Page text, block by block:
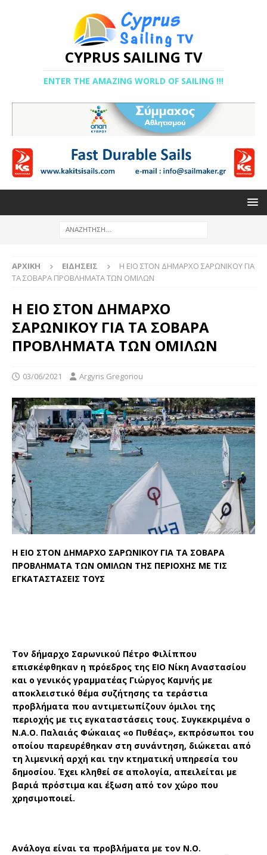
CYPRUS SAILING TV
ENTER THE AMAZING WORLD OF SAILING !!!
ΑΡΧΙΚΉ ΕΙΔΉΣΕΙΣ
Η ΕΙΟ ΣΤΟΝ ΔΗΜΑΡΧΟ ΣΑΡΩΝΙΚΟΥ ΓΙΑ
ΤΑ ΣΟΒΑΡΑ ΠΡΟΒΛΗΜΑΤΑ ΤΩΝ ΟΜΙΛΩΝ
Η ΕΙΟ ΣΤΟΝ ΔΗΜΑΡΧΟ
ΣΑΡΩΝΙΚΟΥ ΓΙΑ ΤΑ ΣΟΒΑΡΑ
ΠΡΟΒΛΗΜΑΤΑ ΤΩΝ ΟΜΙΛΩΝ
03/06/2021 Argyris Gregoriou
Η ΕΙΟ ΣΤΟΝ ΔΗΜΑΡΧΟ ΣΑΡΩΝΙΚΟΥ ΓΙΑ ΤΑ ΣΟΒΑΡΑ
ΠΡΟΒΛΗΜΑΤΑ ΤΩΝ ΟΜΙΛΩΝ ΤΗΣ ΠΕΡΙΟΧΗΣ ΜΕ ΤΙΣ
ΕΓΚΑΤΑΣΤΑΣΕΙΣ ΤΟΥΣ
Τον δήμαρχο Σαρωνικού Πέτρο Φιλίππου
επισκέφθηκαν η πρόεδρος της ΕΙΟ Νίκη Αναστασίου
και ο γενικός γραμματέας Γιώργος Καμνής με
αποκλειστικό θέμα συζήτησης τα τεράστια
προβλήματα που αντιμετωπίζουν όμιλοι της
περιοχής με τις εγκαταστάσεις τους. Συγκεκριμένα ο
Ν.Α.Ο. Παλαιάς Φώκαιας «ο Πυθέας», εκπρόσωποι του
οποίου παρευρέθηκαν στη συνάντηση, διώκεται από
τη λιμενική αρχή και την κτηματική υπηρεσία του
δημοσίου. Έχει κληθεί σε απολογία, απειλείται με
βαριά πρόστιμα και έξωση από τον χώρο που
χρησιμοποιεί.
Ανάλογα είναι τα προβλήματα με τον Ν.Ο.